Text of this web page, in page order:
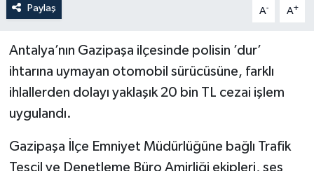
Paylaş A- A+
Antalya’nın Gazipaşa ilçesinde polisin ’dur’
ihtarına uymayan otomobil sürücüsüne, farklı
ihlallerden dolayı yaklaşık 20 bin TL cezai işlem
uygulandı.
Gazipaşa İlçe Emniyet Müdürlüğüne bağlı Trafik
Tescil ve Denetleme Büro Amirliği ekipleri, ses